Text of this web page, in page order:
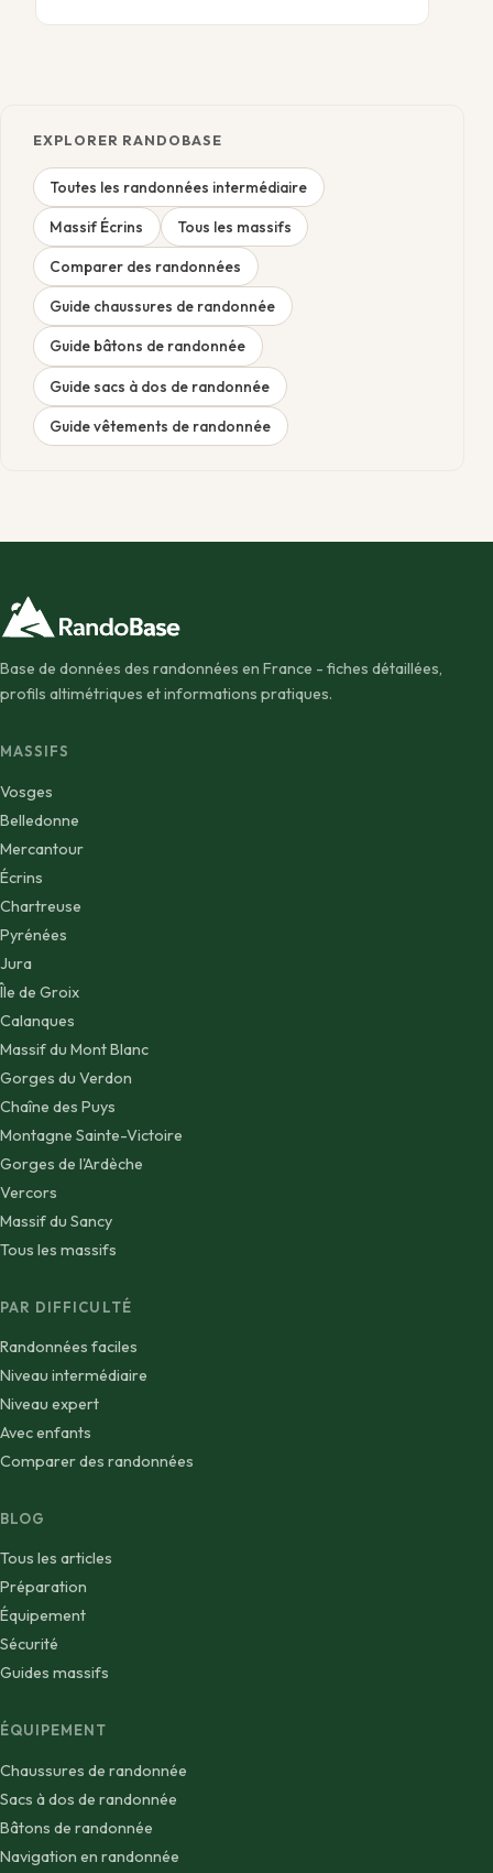
EXPLORER RANDOBASE
Toutes les randonnées intermédiaire
Massif Écrins Tous les massifs
Comparer des randonnées
Guide chaussures de randonnée
Guide bâtons de randonnée
Guide sacs à dos de randonnée
Guide vêtements de randonnée
Base de données des randonnées en France - fiches détaillées,
profils altimétriques et informations pratiques.
MASSIFS
Vosges
Belledonne
Mercantour
Écrins
Chartreuse
Pyrénées
Jura
Île de Groix
Calanques
Massif du Mont Blanc
Gorges du Verdon
Chaîne des Puys
Montagne Sainte-Victoire
Gorges de l'Ardèche
Vercors
Massif du Sancy
Tous les massifs
PAR DIFFICULTÉ
Randonnées faciles
Niveau intermédiaire
Niveau expert
Avec enfants
Comparer des randonnées
BLOG
Tous les articles
Préparation
Équipement
Sécurité
Guides massifs
ÉQUIPEMENT
Chaussures de randonnée
Sacs à dos de randonnée
Bâtons de randonnée
Navigation en randonnée